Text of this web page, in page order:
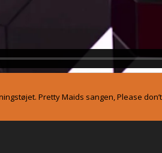
Pretty Maids sangen, Please